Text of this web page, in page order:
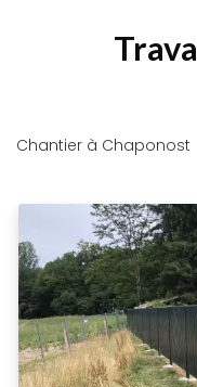
Chantier à Chaponost